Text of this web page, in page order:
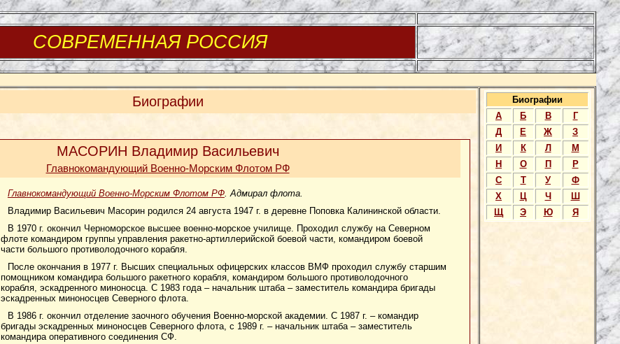
СОВРЕМЕННАЯ РОССИЯ
Биографии
МАСОРИН Владимир Васильевич
Главнокомандующий Военно-Морским Флотом РФ
Главнокомандующий Военно-Морским Флотом РФ. Адмирал флота.
Владимир Васильевич Масорин родился 24 августа 1947 г. в деревне Поповка Калининской области.
В 1970 г. окончил Черноморское высшее военно-морское училище. Проходил службу на Северном
флоте командиром группы управления ракетно-артиллерийской боевой части, командиром боевой
части большого противолодочного корабля.
После окончания в 1977 г. Высших специальных офицерских классов ВМФ проходил службу старшим
помощником командира большого ракетного корабля, командиром большого противолодочного
корабля, эскадренного миноносца. С 1983 года – начальник штаба – заместитель командира бригады
эскадренных миноносцев Северного флота.
В 1986 г. окончил отделение заочного обучения Военно-морской академии. С 1987 г. – командир
бригады эскадренных миноносцев Северного флота, с 1989 г. – начальник штаба – заместитель
командира оперативного соединения СФ.
Биографии
А
Б В
Г
Д
Е Ж
З
И
К Л
М
Н
О П
Р
С
Т У
Ф
Х
Ц Ч
Ш
Щ
Э Ю Я